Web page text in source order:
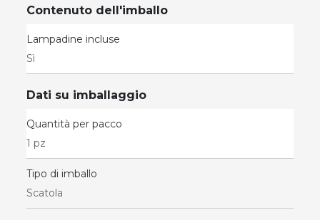
Contenuto dell'imballo
Lampadine incluse
Sì
Dati su imballaggio
Quantità per pacco
1 pz
Tipo di imballo
Scatola